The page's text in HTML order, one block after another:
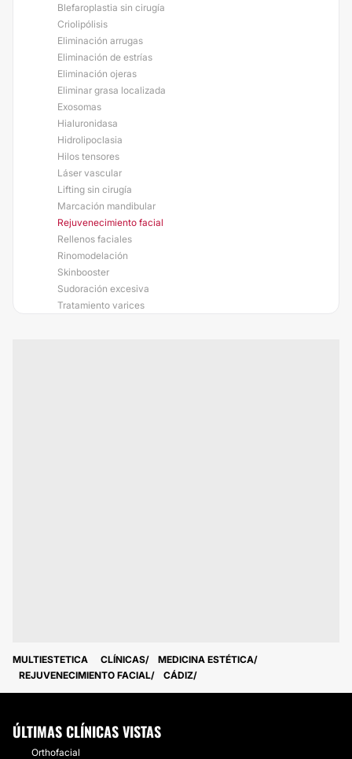
Blefaroplastia sin cirugía
Criolipólisis
Eliminación arrugas
Eliminación de estrías
Eliminación ojeras
Eliminar grasa localizada
Exosomas
Hialuronidasa
Hidrolipoclasia
Hilos tensores
Láser vascular
Lifting sin cirugía
Marcación mandibular
Rejuvenecimiento facial
Rellenos faciales
Rinomodelación
Skinbooster
Sudoración excesiva
Tratamiento varices
MULTIESTETICA CLÍNICAS
MEDICINA ESTÉTICA
REJUVENECIMIENTO FACIAL
CÁDIZ
ÚLTIMAS CLÍNICAS VISTAS
Orthofacial